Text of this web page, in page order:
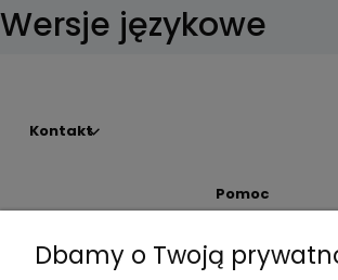
Wersje językowe
Kontakt
Pomoc
Moje konto
Dbamy o Twoją